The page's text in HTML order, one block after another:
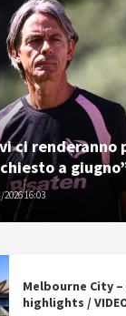
ci
a
2026 16:03
Melbourne City
highlights /